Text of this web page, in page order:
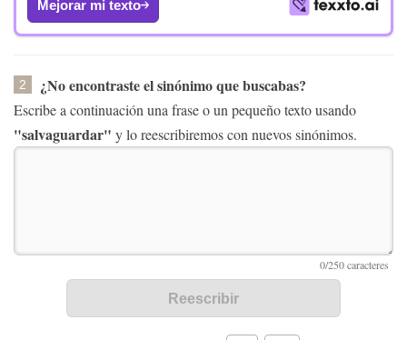
Mejorar mi texto
2 ¿No encontraste el sinónimo que buscabas?
Escribe a continuación una frase o un pequeño texto usando
"salvaguardar" y lo reescribiremos con nuevos sinónimos.